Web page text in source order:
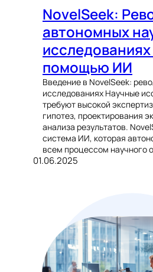
NovelSeek:
автономных
исследованиях
помощью ИИ
Введение в NovelSeek:
исследованиях Научные
требуют высокой
гипотез, проектирования
анализа результатов.
система ИИ, которая
всем процессом научного
01.06.2025